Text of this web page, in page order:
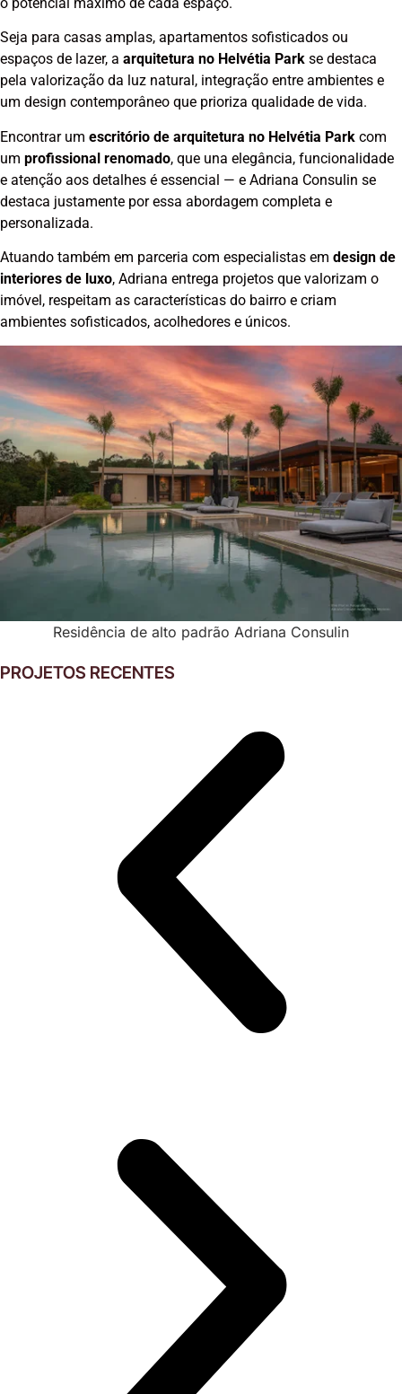
Seja para casas amplas, apartamentos sofisticados ou
espaços de lazer, a arquitetura no Helvétia Park se destaca
pela valorização da luz natural, integração entre ambientes e
um design contemporâneo que prioriza qualidade de vida.
Encontrar um escritório de arquitetura no Helvétia Park com
um profissional renomado, que una elegância, funcionalidade
e atenção aos detalhes é essencial — e Adriana Consulin se
destaca justamente por essa abordagem completa e
personalizada.
Atuando também em parceria com especialistas em design de
interiores de luxo, Adriana entrega projetos que valorizam o
imóvel, respeitam as características do bairro e criam
ambientes sofisticados, acolhedores e únicos.
Residência de alto padrão Adriana Consulin
PROJETOS RECENTES